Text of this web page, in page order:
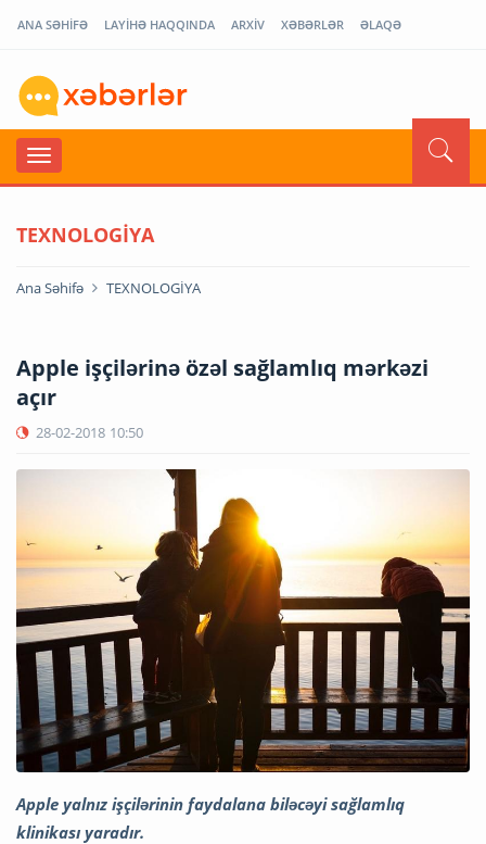
ANA SƏHİFƏ LAYİHƏ HAQQINDA ARXİV XƏBƏRLƏR ƏLAQƏ
TEXNOLOGİYA
Ana Səhifə TEXNOLOGİYA
Apple işçilərinə özəl sağlamlıq mərkəzi
açır
28-02-2018 10:50
Apple yalnız işçilərinin faydalana biləcəyi sağlamlıq
klinikası yaradır.